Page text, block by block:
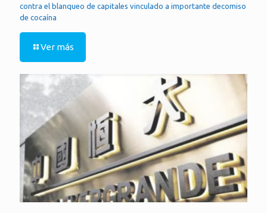
contra el blanqueo de capitales vinculado a importante decomiso
de cocaína
Ver más